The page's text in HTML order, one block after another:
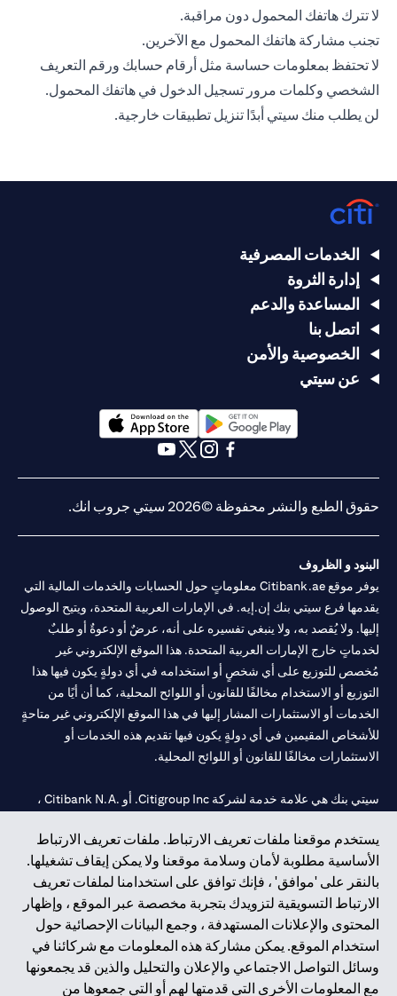
لا تترك هاتفك المحمول دون مراقبة.
تجنب مشاركة هاتفك المحمول مع الآخرين.
لا تحتفظ بمعلومات حساسة مثل أرقام حسابك ورقم التعريف
الشخصي وكلمات مرور تسجيل الدخول في هاتفك المحمول.
لن يطلب منك سيتي أبدًا تنزيل تطبيقات خارجية.
يستخدم موقعنا ملفات تعريف الارتباط. ملفات تعريف الارتباط
الأساسية مطلوبة لأمان وسلامة موقعنا ولا يمكن إيقاف تشغيلها.
بالنقر على 'موافق' ، فإنك توافق على استخدامنا لملفات تعريف
الارتباط التسويقية لتزويدك بتجربة مخصصة عبر الموقع ، وإظهار
المحتوى والإعلانات المستهدفة ، وجمع البيانات الإحصائية حول
استخدام الموقع. يمكن مشاركة هذه المعلومات مع شركائنا في
وسائل التواصل الاجتماعي والإعلان والتحليل والذين قد يجمعونها
مع المعلومات الأخرى التي قدمتها لهم أو التي جمعوها من
الخدمات المصرفية
إدارة الثروة
المساعدة والدعم
اتصل بنا
الخصوصية والأمن
عن سيتي
(opens in a new tab)
حقوق الطبع والنشر محفوظة ©2026 سيتي جروب انك.
البنود و الظروف
يوفر موقع Citibank.ae معلوماتٍ حول الحسابات والخدمات المالية التي
يقدمها فرع سيتي بنك إن.إيه. في الإمارات العربية المتحدة، ويتيح الوصول
إليها. ولا يُقصد به، ولا ينبغي تفسيره على أنه، عرضٌ أو دعوةٌ أو طلبٌ
لخدماتٍ خارج الإمارات العربية المتحدة. هذا الموقع الإلكتروني غير
مُخصص للتوزيع على أي شخصٍ أو استخدامه في أي دولةٍ يكون فيها هذا
التوزيع أو الاستخدام مخالفًا للقانون أو اللوائح المحلية، كما أن أيًا من
الخدمات أو الاستثمارات المشار إليها في هذا الموقع الإلكتروني غير متاحةٍ
للأشخاص المقيمين في أي دولةٍ يكون فيها تقديم هذه الخدمات أو
الاستثمارات مخالفًا للقانون أو اللوائح المحلية.
سيتي بنك هي علامة خدمة لشركة Citigroup Inc. أو .Citibank N.A ،
سيتي بنك إن. إيه. الإمارات مسجل لدى مصرف الإمارات المركزي تحت
أرقام التراخيص 202563 لفرع الوصل في دبي، 531989 لفرع مول
الإمارات في دبي، وCN-1002019لفرع أبوظبي. هاتف: 4000 311 04.
فرع سيتي بنك إن إيه - الإمارات العربية المتحدة مرخص من مصرف
الإمارات العربية المتحدة المركزي كفرع لبنك أجنبي.
سيتي بنك إن إيه الإمارات العربية المتحدة مرخص من هيئة الأوراق المالية
والسلع في الإمارات العربية المتحدة ("SCA") للقيام بالنشاط المالي لـ أ)